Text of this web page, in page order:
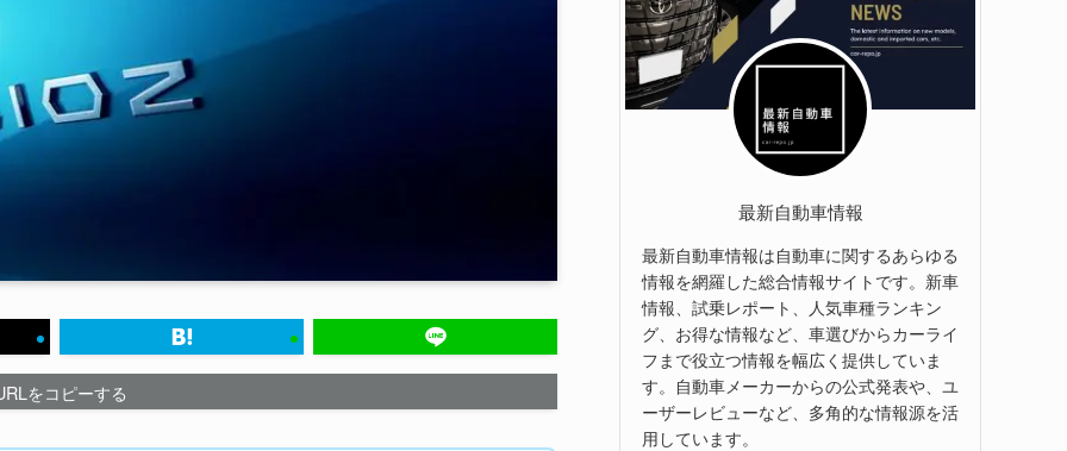
をコピーする
最新自動車情報
最新自動車情報は自動車に関するあらゆる
情報を網羅した総合情報サイトです。新車
情報、試乗レポート、人気車種ランキン
グ、お得な情報など、車選びからカーライ
フまで役立つ情報を幅広く提供していま
す。自動車メーカーからの公式発表や、ユ
ーザーレビューなど、多角的な情報源を活
用しています。